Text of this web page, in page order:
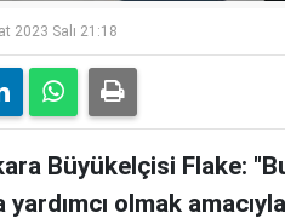
2023 Salı 21:18
Büyükelçisi Flake:
yardımcı olmak